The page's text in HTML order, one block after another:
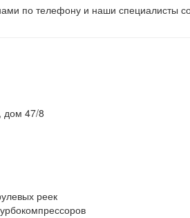
по телефону и наши специалисты
дом 47/8
реек